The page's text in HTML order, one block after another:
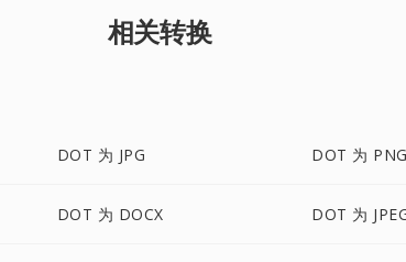
相关转换
DOT 为 JPG DOT 为 PNG
DOT 为 DOCX DOT 为